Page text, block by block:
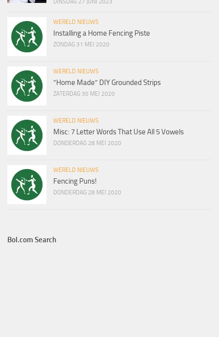
DINSDAG 27 JUNI 2023
WERELD NIEUWS
Installing a Home Fencing Piste
ZONDAG 31 MEI 2020
WERELD NIEUWS
“Home Made” DIY Grounded Strips
ZATERDAG 30 MEI 2020
WERELD NIEUWS
Misc: 7 Letter Words That Use All 5 Vowels
DONDERDAG 28 MEI 2020
WERELD NIEUWS
Fencing Puns!
DONDERDAG 28 MEI 2020
Bol.com Search